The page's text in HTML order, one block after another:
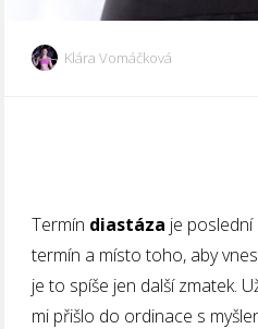
Klára Vomáčková
Termín diastáza je
termín a místo toho, aby
je to spíše jen další zmatek.
mi přišlo do ordinace s